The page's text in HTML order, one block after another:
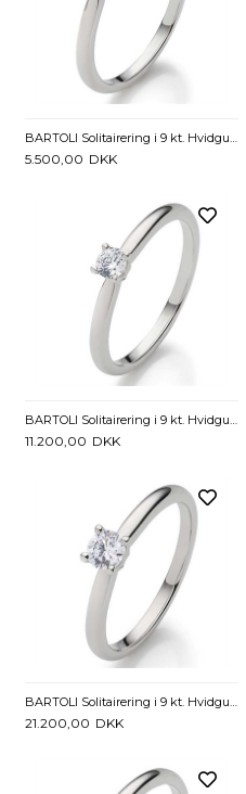
5.500,00 DKK
BARTOLI Solitairering i 9 kt. Hvidguld med Diamant - 0,15 ct.
11.200,00 DKK
BARTOLI Solitairering i 9 kt. Hvidguld med Diamant - 0,25 ct.
21.200,00 DKK